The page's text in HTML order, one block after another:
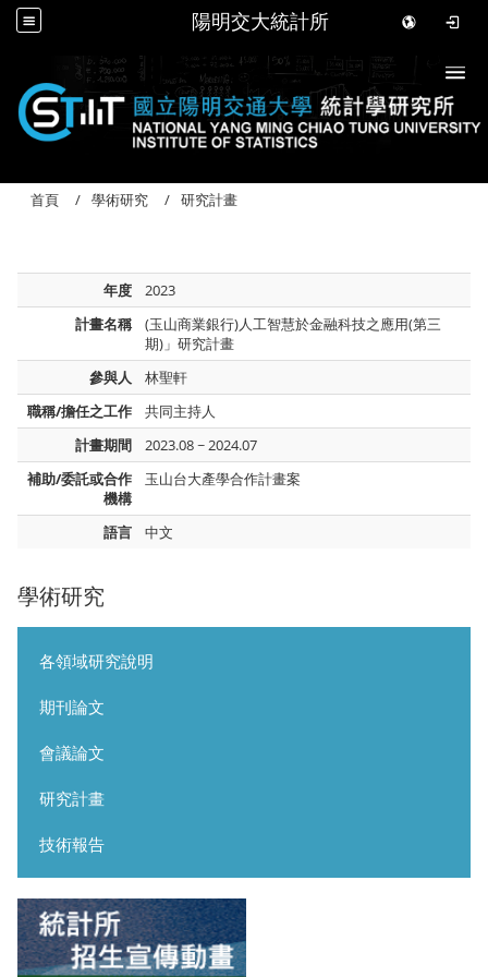
陽明交大統計所
學術研究
各領域研究說明
期刊論文
會議論文
研究計畫
技術報告
首頁 學術研究 研究計畫
年度
2023
計畫名稱
(玉山商業銀行)人工智慧於金融科技之應用(第三
期)」研究計畫
參與人
林聖軒
職稱/擔任之工作
共同主持人
計畫期間
2023.08 ~ 2024.07
補助/委託或合作
機構
玉山台大產學合作計畫案
語言 中文